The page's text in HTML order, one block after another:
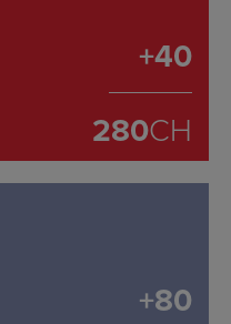
+40
280CH
+80